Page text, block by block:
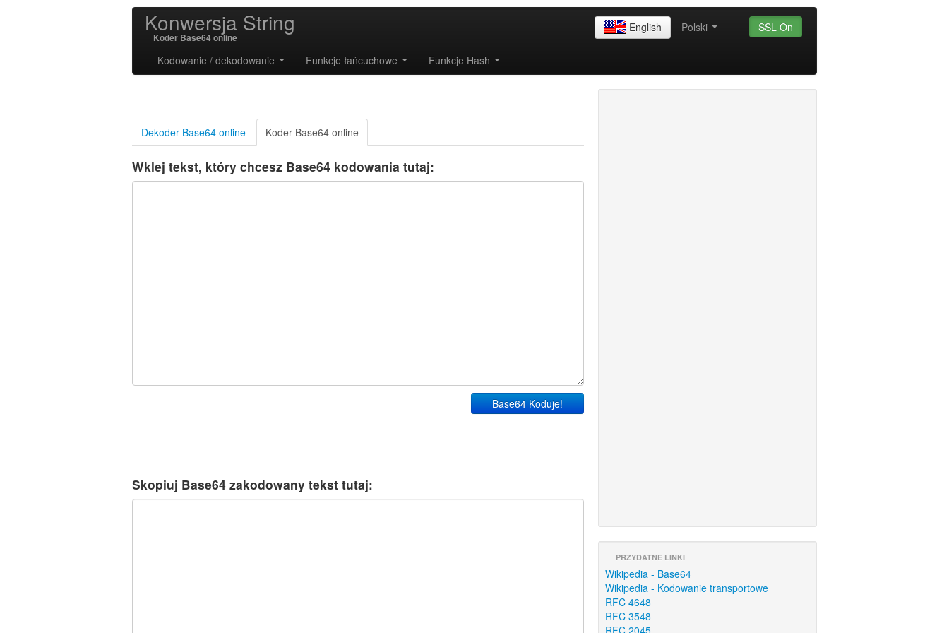
Konwersja String
Koder Base64 online
English Polski SSL On
Kodowanie / dekodowanie Funkcje łańcuchowe Funkcje Hash
Dekoder Base64 online Koder Base64 online
Wklej tekst, który chcesz Base64 kodowania tutaj:
Base64 Koduje!
Skopiuj Base64 zakodowany tekst tutaj:
PRZYDATNE LINKI
Wikipedia - Base64
Wikipedia - Kodowanie transportowe
RFC 4648
RFC 3548
RFC 2045